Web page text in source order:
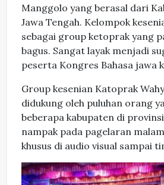
Manggolo yang berasal dari
Jawa Tengah. Kelompok
sebagai group ketoprak yang
bagus. Sangat layak menjadi
peserta Kongres Bahasa jawa
Group kesenian Katoprak
didukung oleh puluhan orang
beberapa kabupaten di
nampak pada pagelaran
khusus di audio visual sampai